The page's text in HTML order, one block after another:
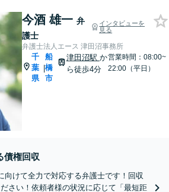
今酒 雄一 弁
護士
インタビューを
見る
弁護士法人エース 津田沼事務所
千
葉
県
|
船
橋
市
津田沼駅 か
ら徒歩4分
営業時間：08:00~
22:00（平日）
債権回収
向けて全力で対応する弁護士です！回収
さい！依頼者様の状況に応じて「最短距